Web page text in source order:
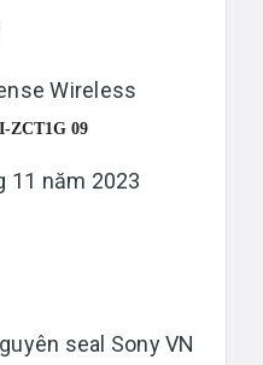
Wireless
ZCT1G 09
11 năm 2023
seal Sony VN